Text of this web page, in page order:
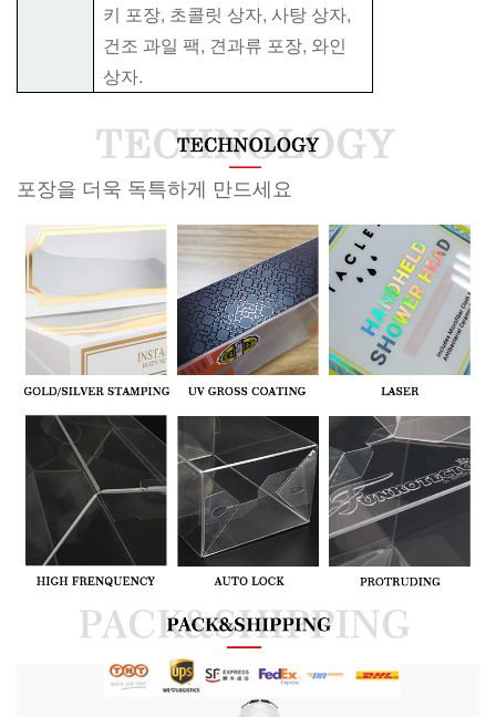
키 포장, 초콜릿 상자, 사탕 상자,
건조 과일 팩, 견과류 포장, 와인
상자.
포장을 더욱 독특하게 만드세요